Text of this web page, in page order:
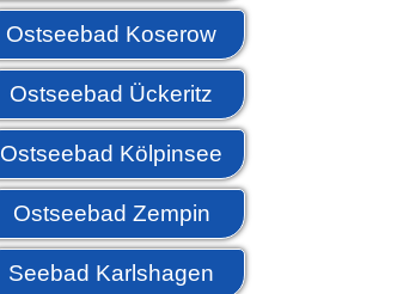
Ostseebad Koserow
Ostseebad Ückeritz
Ostseebad Kölpinsee
Ostseebad Zempin
Seebad Karlshagen